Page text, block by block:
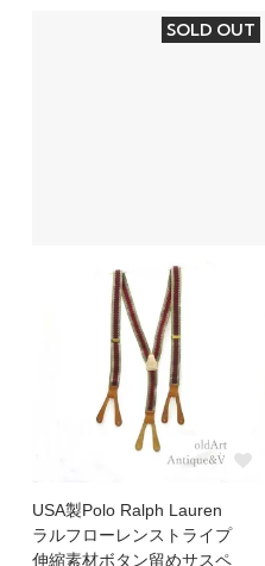
SOLD OUT
USA製Polo Ralph Lauren
ラルフローレンストライプ
伸縮素材ボタン留めサスペ